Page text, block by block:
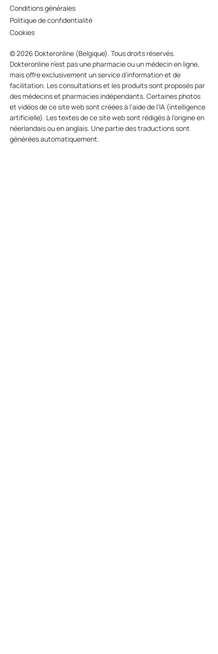
Conditions générales
Politique de confidentialité
Cookies
© 2026 Dokteronline (Belgique). Tous droits réservés.
Dokteronline n’est pas une pharmacie ou un médecin en ligne,
mais offre exclusivement un service d’information et de
facilitation. Les consultations et les produits sont proposés par
des médecins et pharmacies indépendants. Certaines photos
et vidéos de ce site web sont créées à l’aide de l’IA (intelligence
artificielle). Les textes de ce site web sont rédigés à l’origine en
néerlandais ou en anglais. Une partie des traductions sont
générées automatiquement.